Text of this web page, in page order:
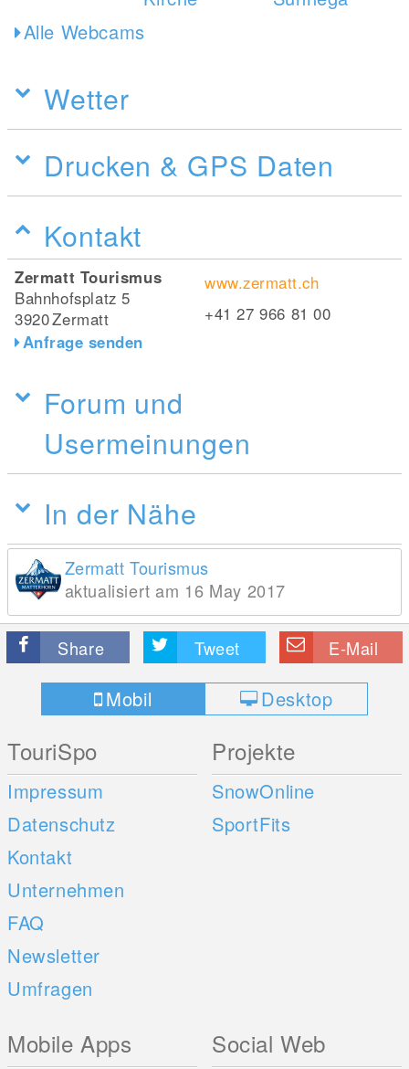
Alle Webcams
Wetter
Drucken & GPS Daten
Kontakt
Zermatt Tourismus
Bahnhofsplatz 5
3920Zermatt
Anfrage senden
www.zermatt.ch
+41 27 966 81 00
Forum und
Usermeinungen
In der Nähe
Zermatt Tourismus
aktualisiert am 16 May 2017
Share Tweet E-Mail
Mobil Desktop
TouriSpo
Impressum
Datenschutz
Kontakt
Unternehmen
FAQ
Newsletter
Umfragen
Projekte
SnowOnline
SportFits
Mobile Apps Social Web